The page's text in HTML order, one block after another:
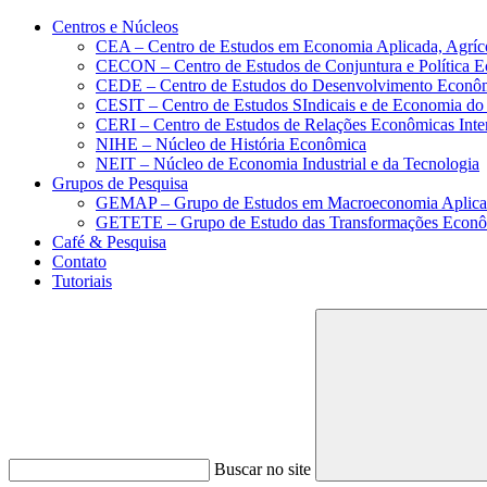
Conteúdo principal Menu principal
Centros e Núcleos
CEA – Centro de Estudos em Economia Aplicada,
CECON – Centro de Estudos de Conjuntura e Política
CEDE – Centro de Estudos do Desenvolvimento
CESIT – Centro de Estudos SIndicais e de Economia
CERI – Centro de Estudos de Relações Econômicas
NIHE – Núcleo de História Econômica
NEIT – Núcleo de Economia Industrial e da Tecnologia
Grupos de Pesquisa
GEMAP – Grupo de Estudos em Macroeconomia
GETETE – Grupo de Estudo das Transformações
Café & Pesquisa
Contato
Tutoriais
Buscar no site